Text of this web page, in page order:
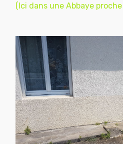
(Ici dans une Abbaye